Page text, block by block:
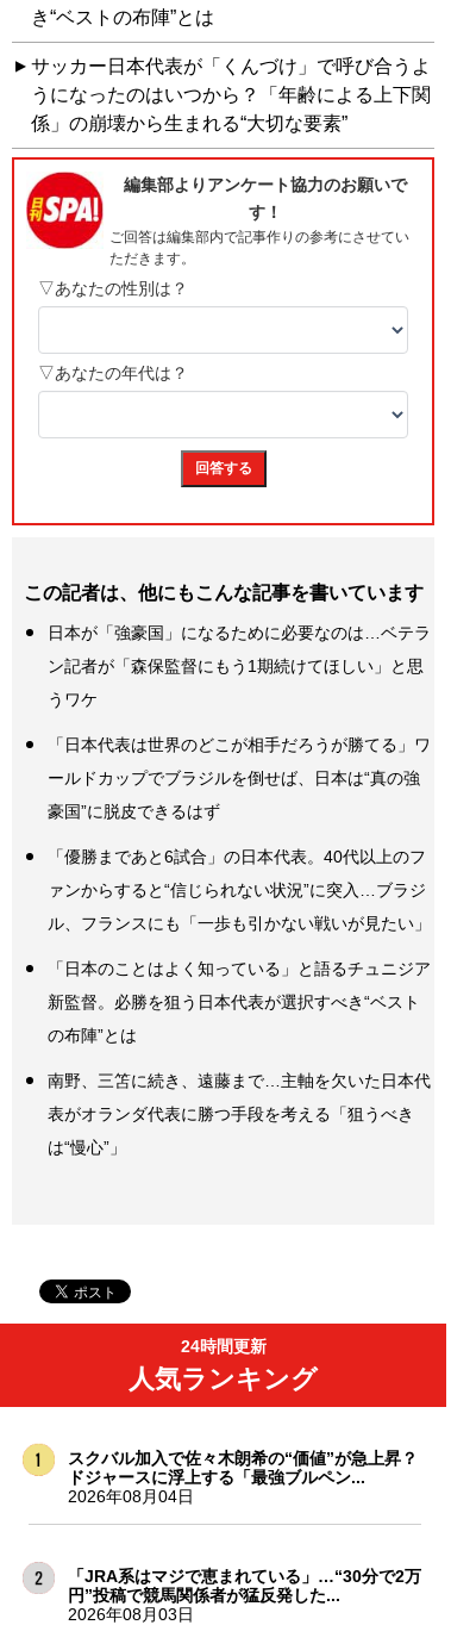
き“ベストの布陣”とは
サッカー日本代表が「くんづけ」で呼び合うよ
うになったのはいつから？「年齢による上下関
係」の崩壊から生まれる“大切な要素”
この記者は、他にもこんな記事を書いています
日本が「強豪国」になるために必要なのは…ベテラ
ン記者が「森保監督にもう1期続けてほしい」と思
うワケ
「日本代表は世界のどこが相手だろうが勝てる」ワ
ールドカップでブラジルを倒せば、日本は“真の強
豪国”に脱皮できるはず
「優勝まであと6試合」の日本代表。40代以上のフ
ァンからすると“信じられない状況”に突入…ブラジ
ル、フランスにも「一歩も引かない戦いが見たい」
「日本のことはよく知っている」と語るチュニジア
新監督。必勝を狙う日本代表が選択すべき“ベスト
の布陣”とは
南野、三笘に続き、遠藤まで…主軸を欠いた日本代
表がオランダ代表に勝つ手段を考える「狙うべき
は“慢心”」
24時間更新
人気ランキング
スクバル加入で佐々木朗希の“価値”が急上昇？
ドジャースに浮上する「最強ブルペン...
2026年08月04日
「JRA系はマジで恵まれている」…“30分で2万
円”投稿で競馬関係者が猛反発した...
2026年08月03日